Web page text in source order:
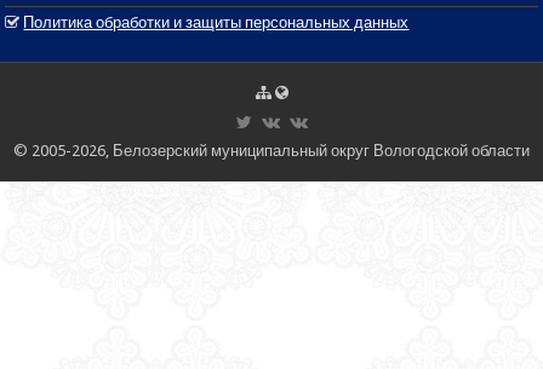
Политика обработки и защиты персональных данных
© 2005-2026, Белозерский муниципальный округ Вологодской области